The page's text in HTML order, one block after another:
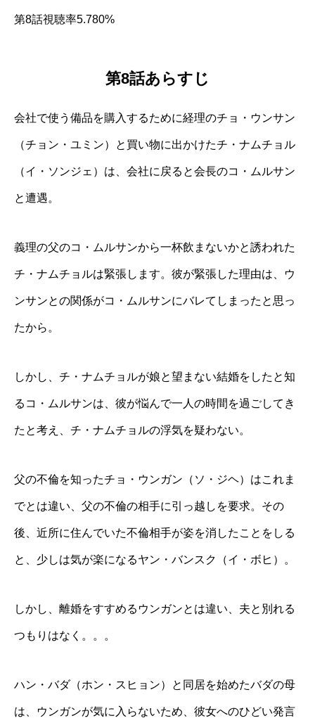
第8話視聴率5.780%
第8話あらすじ
会社で使う備品を購入するために経理のチョ・ウンサン
（チョン・ユミン）と買い物に出かけたチ・ナムチョル
（イ・ソンジェ）は、会社に戻ると会長のコ・ムルサン
と遭遇。
義理の父のコ・ムルサンから一杯飲まないかと誘われた
チ・ナムチョルは緊張します。彼が緊張した理由は、ウ
ンサンとの関係がコ・ムルサンにバレてしまったと思っ
たから。
しかし、チ・ナムチョルが娘と望まない結婚をしたと知
るコ・ムルサンは、彼が悩んで一人の時間を過ごしてき
たと考え、チ・ナムチョルの浮気を疑わない。
父の不倫を知ったチョ・ウンガン（ソ・ジヘ）はこれま
でとは違い、父の不倫の相手に引っ越しを要求。その
後、近所に住んでいた不倫相手が姿を消したことをしる
と、少しは気が楽になるヤン・バンスク（イ・ボヒ）。
しかし、離婚をすすめるウンガンとは違い、夫と別れる
つもりはなく。。。
ハン・バダ（ホン・スヒョン）と同居を始めたバダの母
は、ウンガンが気に入らないため、彼女へのひどい発言